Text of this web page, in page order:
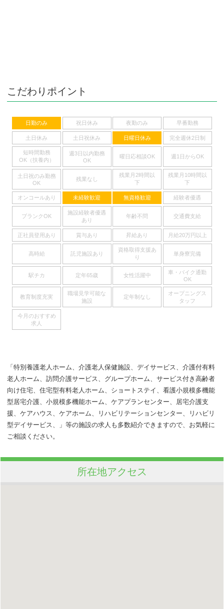
こだわりポイント
日勤のみ 祝日休み 夜勤のみ 早番勤務
土日休み 土日祝休み 日曜日休み 完全週休2日制
短時間勤務
OK（扶養内）
週3日以内勤務
OK
曜日応相談OK 週1日からOK
土日祝のみ勤務
OK
残業なし
残業月2時間以
下
残業月10時間以
下
オンコールあり 未経験歓迎 無資格歓迎 経験者優遇
ブランクOK
施設経験者優遇
あり
年齢不問 交通費支給
正社員登用あり 賞与あり 昇給あり 月給20万円以上
高時給 託児施設あり
資格取得支援あ
り
単身寮完備
駅チカ 定年65歳 女性活躍中
車・バイク通勤
OK
教育制度充実
職場見学可能な
施設
定年制なし
オープニングス
タッフ
今月のおすすめ
求人
「特別養護老人ホーム、介護老人保健施設、デイサービス、介護付有料
老人ホーム、訪問介護サービス、グループホーム、サービス付き高齢者
向け住宅、住宅型有料老人ホーム、ショートステイ、看護小規模多機能
型居宅介護、小規模多機能ホーム、ケアプランセンター、居宅介護支
援、ケアハウス、ケアホーム、リハビリテーションセンター、リハビリ
型デイサービス、」等の施設の求人も多数紹介できますので、お気軽に
ご相談ください。
所在地アクセス